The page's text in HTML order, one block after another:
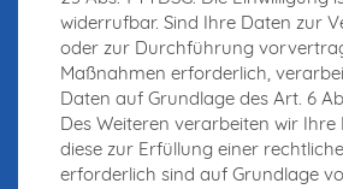
widerrufbar. Sind Ihre Daten zur
oder zur Durchführung
Maßnahmen erforderlich,
Daten auf Grundlage des Art. 6
Des Weiteren verarbeiten wir Ihre
diese zur Erfüllung einer
erforderlich sind auf Grundlage